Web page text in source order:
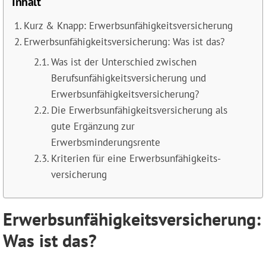
Kurz & Knapp: Erwerbsunfähigkeitsversicherung
Erwerbsunfähigkeits­versicherung: Was ist das?
Was ist der Unterschied zwischen
Berufsunfähigkeits­versicherung und
Erwerbsunfähigkeits­versicherung?
Die Erwerbsunfähigkeits­versicherung als
gute Ergänzung zur
Erwerbsminderungsrente
Kriterien für eine Erwerbsunfähigkeits­
versicherung
Erwerbsunfähigkeits­versicherung:
Was ist das?